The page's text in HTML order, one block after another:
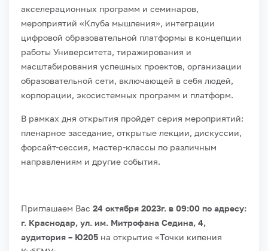
акселерационных программ и семинаров,
мероприятий «Клуба мышления», интеграции
цифровой образовательной платформы в концепции
работы Университета, тиражирования и
масштабирования успешных проектов, организации
образовательной сети, включающей в себя людей,
корпорации, экосистемных программ и платформ.
В рамках дня открытия пройдет серия мероприятий:
пленарное заседание, открытые лекции, дискуссии,
форсайт-сессия, мастер-классы по различным
направлениям и другие события.
Приглашаем Вас 24 октября 2023г. в 09:00 по адресу:
г. Краснодар, ул. им. Митрофана Седина, 4,
аудитория – Ю205 на открытие «Точки кипения